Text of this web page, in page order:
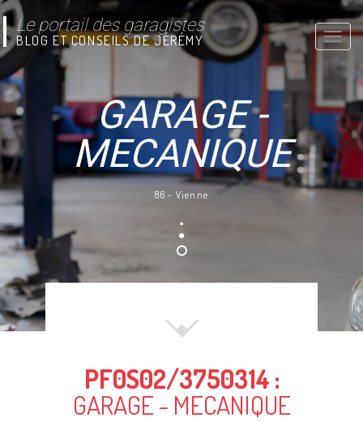
Toggle
Le portail des garagistes
BLOG ET CONSEILS DE JÉRÉMY
GARAGE -
MECANIQUE
86 - Vienne
PF0S02/3750314 :
GARAGE - MECANIQUE